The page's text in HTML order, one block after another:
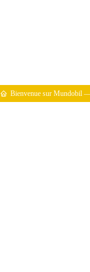
Bienvenue sur Mundobil —